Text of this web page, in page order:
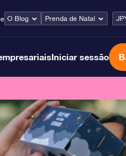
O Blog Prenda de Natal
Iniciar sessão